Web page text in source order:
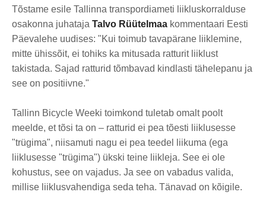
Tõstame esile Tallinna transpordiameti liikluskorralduse
osakonna juhataja Talvo Rüütelmaa kommentaari Eesti
Päevalehe uudises: "Kui toimub tavapärane liiklemine,
mitte ühissõit, ei tohiks ka mitusada ratturit liiklust
takistada. Sajad ratturid tõmbavad kindlasti tähelepanu ja
see on positiivne."
Tallinn Bicycle Weeki toimkond tuletab omalt poolt
meelde, et tõsi ta on – ratturid ei pea tõesti liiklusesse
"trügima", niisamuti nagu ei pea teedel liikuma (ega
liiklusesse "trügima") ükski teine liikleja. See ei ole
kohustus, see on vajadus. Ja see on vabadus valida,
millise liiklusvahendiga seda teha. Tänavad on kõigile.